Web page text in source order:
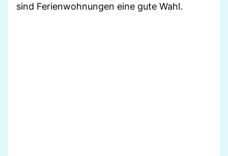
sind Ferienwohnungen eine gute Wahl.